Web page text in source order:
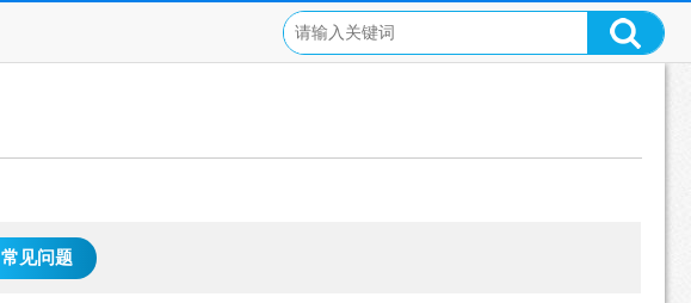
常见问题